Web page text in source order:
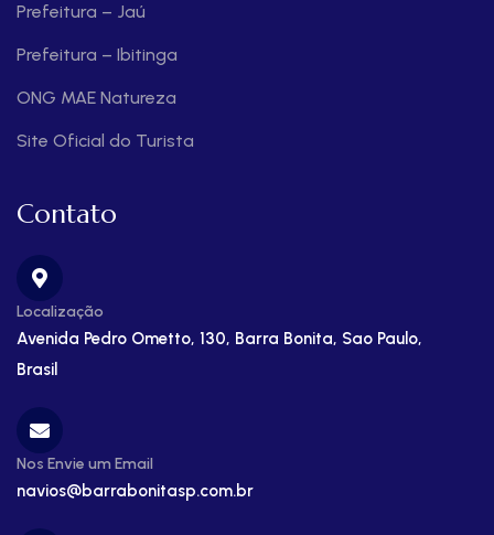
Prefeitura – Jaú
Prefeitura – Ibitinga
ONG MAE Natureza
Site Oficial do Turista
Contato
Localização
Avenida Pedro Ometto, 130, Barra Bonita, Sao Paulo,
Brasil
Nos Envie um Email
navios@barrabonitasp.com.br